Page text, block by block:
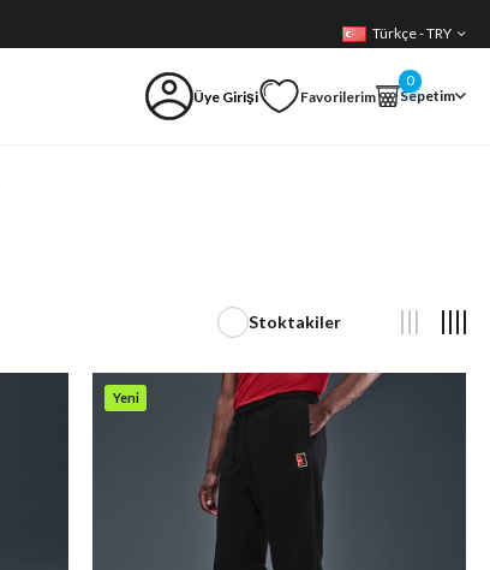
Türkçe - TRY
Üye Girişi Favorilerim Sepetim
0
Stoktakiler
Yeni